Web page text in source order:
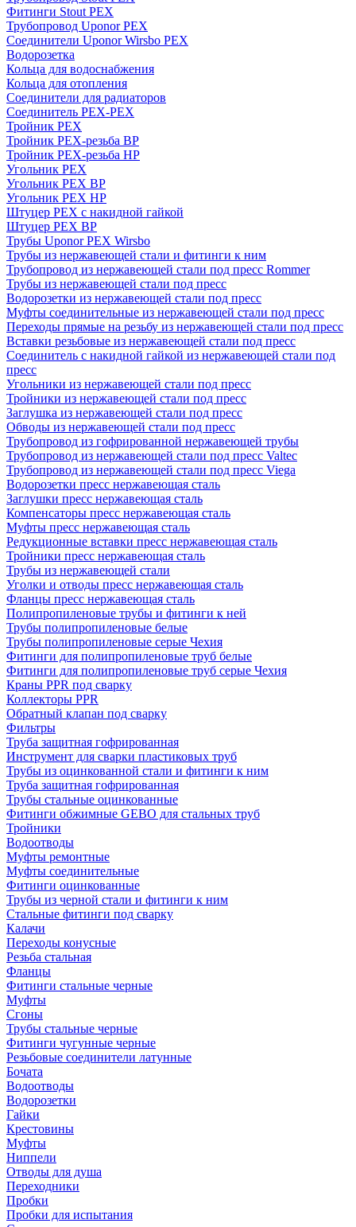
Фитинги Stout PEX
Трубопровод Uponor PEX
Соединители Uponor Wirsbo PEX
Водорозетка
Кольца для водоснабжения
Кольца для отопления
Соединители для радиаторов
Соединитель PEX-PEX
Тройник PEX
Тройник PEX-резьба ВР
Тройник PEX-резьба НР
Угольник PEX
Угольник PEX ВР
Угольник PEX НР
Штуцер PEX c накидной гайкой
Штуцер PEX ВР
Трубы Uponor PEX Wirsbo
Трубы из нержавеющей стали и фитинги к ним
Трубопровод из нержавеющей стали под пресс Rommer
Трубы из нержавеющей стали под пресс
Водорозетки из нержавеющей стали под пресс
Муфты соединительные из нержавеющей стали под пресс
Переходы прямые на резьбу из нержавеющей стали под пресс
Вставки резьбовые из нержавеющей стали под пресс
Соединитель с накидной гайкой из нержавеющей стали под
пресс
Угольники из нержавеющей стали под пресс
Тройники из нержавеющей стали под пресс
Заглушка из нержавеющей стали под пресс
Обводы из нержавеющей стали под пресс
Трубопровод из гофрированной нержавеющей трубы
Трубопровод из нержавеющей стали под пресс Valtec
Трубопровод из нержавеющей стали под пресс Viega
Водорозетки пресс нержавеющая сталь
Заглушки пресс нержавеющая сталь
Компенсаторы пресс нержавеющая сталь
Муфты пресс нержавеющая сталь
Редукционные вставки пресс нержавеющая сталь
Тройники пресс нержавеющая сталь
Трубы из нержавеющей стали
Уголки и отводы пресс нержавеющая сталь
Фланцы пресс нержавеющая сталь
Полипропиленовые трубы и фитинги к ней
Трубы полипропиленовые белые
Трубы полипропиленовые серые Чехия
Фитинги для полипропиленовые труб белые
Фитинги для полипропиленовые труб серые Чехия
Краны PPR под сварку
Коллекторы PPR
Обратный клапан под сварку
Фильтры
Труба защитная гофрированная
Инструмент для сварки пластиковых труб
Трубы из оцинкованной стали и фитинги к ним
Труба защитная гофрированная
Трубы стальные оцинкованные
Фитинги обжимные GEBO для стальных труб
Тройники
Водоотводы
Муфты ремонтные
Муфты соединительные
Фитинги оцинкованные
Трубы из черной стали и фитинги к ним
Стальные фитинги под сварку
Калачи
Переходы конусные
Резьба стальная
Фланцы
Фитинги стальные черные
Муфты
Сгоны
Трубы стальные черные
Фитинги чугунные черные
Резьбовые соединители латунные
Бочата
Водоотводы
Водорозетки
Гайки
Крестовины
Муфты
Ниппели
Отводы для душа
Переходники
Пробки
Пробки для испытания